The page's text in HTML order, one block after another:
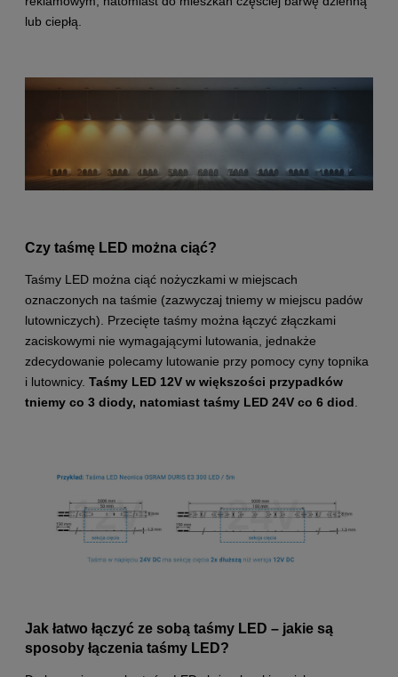
lub ciepłą.
Czy taśmę LED można ciąć?
Taśmy LED można ciąć nożyczkami w miejscach
oznaczonych na taśmie (zazwyczaj tniemy w miejscu padów
lutowniczych). Przecięte taśmy można łączyć złączkami
zaciskowymi nie wymagającymi lutowania, jednakże
zdecydowanie polecamy lutowanie przy pomocy cyny topnika
i lutownicy. Taśmy LED 12V w większości przypadków
tniemy co 3 diody, natomiast taśmy LED 24V co 6 diod.
Jak łatwo łączyć ze sobą taśmy LED – jakie są
sposoby łączenia taśmy LED?